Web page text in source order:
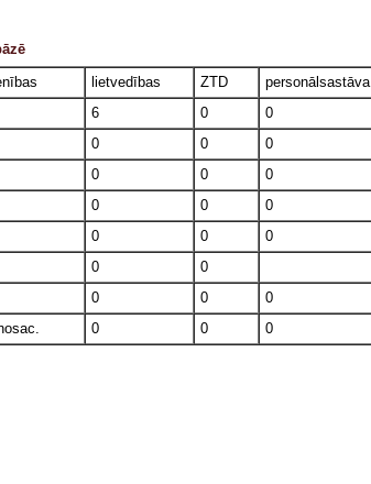
lietvedības ZTD personālsastāva
6 0 0
0 0 0
0 0 0
0 0 0
0 0 0
0 0
0 0 0
0 0 0